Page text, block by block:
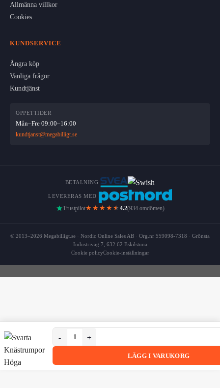
Allmänna villkor
Cookies
KUNDSERVICE
Ångra köp
Vanliga frågor
Kundtjänst
ÖPPETTIDER
Mån–Fre 09:00–16:00
kundtjanst@megabilligt.se
BETALNING
LEVERERAS MED
Trustpilot★★★★ ★ 4.2(934 omdömen)
© 2013–2026 Megabilligt.se · Nordic Online Sales AB · Org.nr 559098-7318 · Grönsta
Industriväg 7, 632 62 Eskilstuna
Cookie policyCookie-inställningar
Svarta Knästrumpor Höga Strumpor Thigh High Svart
Svarta Knästrumpor Höga Strumpor Thigh High Svart
LÄGG I VARUKORG